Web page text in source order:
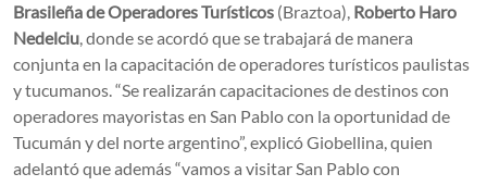
Brasileña de Operadores Turísticos (Braztoa), Roberto Haro
Nedelciu, donde se acordó que se trabajará de manera
conjunta en la capacitación de operadores turísticos paulistas
y tucumanos. “Se realizarán capacitaciones de destinos con
operadores mayoristas en San Pablo con la oportunidad de
Tucumán y del norte argentino”, explicó Giobellina, quien
adelantó que además “vamos a visitar San Pablo con